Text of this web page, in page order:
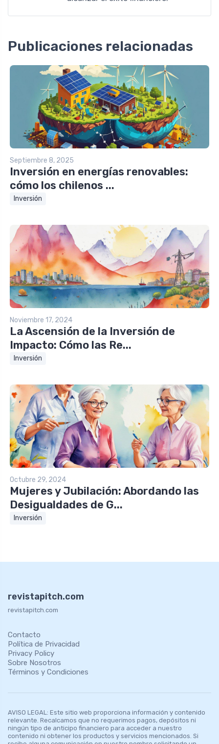
Publicaciones relacionadas
Septiembre 8, 2025
Inversión en energías renovables:
cómo los chilenos ...
Inversión
Noviembre 17, 2024
La Ascensión de la Inversión de
Impacto: Cómo las Re...
Inversión
Octubre 29, 2024
Mujeres y Jubilación: Abordando las
Desigualdades de G...
Inversión
revistapitch.com
revistapitch.com
Contacto
Política de Privacidad
Privacy Policy
Sobre Nosotros
Términos y Condiciones
AVISO LEGAL: Este sitio web proporciona información y contenido
relevante. Recalcamos que no requerimos pagos, depósitos ni
ningún tipo de anticipo financiero para acceder a nuestro
contenido ni obtener los productos y servicios mencionados. Si